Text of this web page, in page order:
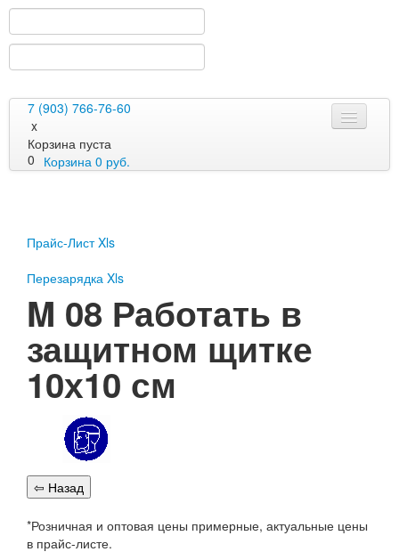
7 (903) 766-76-60
x
Корзина пуста
0 Корзина 0 руб.
Перезарядка ОП
Перезарядка ОВП
Доставка
Оплата
Гарантии
О нас
Статьи
Публичная оферта
Сертификаты
Вопрос-Ответ
Контакты
Прайс-Лист Xls
Перезарядка Xls
M 08 Работать в
защитном щитке
10х10 см
*Розничная и оптовая цены примерные, актуальные цены
в прайс-листе.